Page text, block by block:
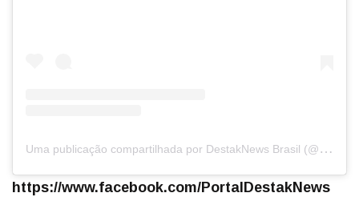
U
ma publicação compartilhada por DestakNews Brasil (@destaknewsbrasiloficial)
https://www.facebook.com/PortalDestakNews